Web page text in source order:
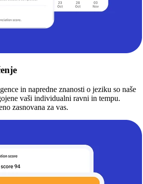
in napredne znanosti o jeziku so naše
vaši individualni ravni in tempu.
zasnovana za vas.